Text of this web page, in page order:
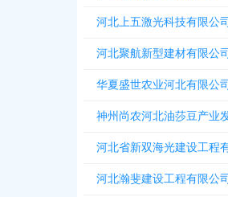
河北上五激光科技有限公司
河北聚航新型建材有限公司
华夏盛世农业河北有限公司
神州尚农河北油莎豆产业
河北省新双海光建设工程
河北瀚斐建设工程有限公司